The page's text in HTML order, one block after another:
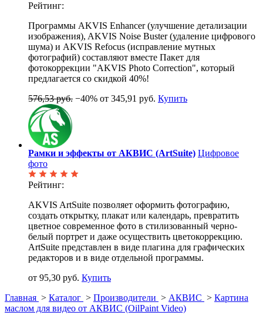
Рейтинг:
Программы AKVIS Enhancer (улучшение детализации
изображения), AKVIS Noise Buster (удаление цифрового
шума) и AKVIS Refocus (исправление мутных
фотографий) составляют вместе Пакет для
фотокоррекции "AKVIS Photo Correction", который
предлагается со скидкой 40%!
576,53 руб. −40% от 345,91 руб. Купить
Рамки и эффекты от АКВИС (ArtSuite) Цифровое
фото
Рейтинг:
AKVIS ArtSuite позволяет оформить фотографию,
создать открытку, плакат или календарь, превратить
цветное современное фото в стилизованный черно-
белый портрет и даже осуществить цветокоррекцию.
ArtSuite представлен в виде плагина для графических
редакторов и в виде отдельной программы.
от 95,30 руб. Купить
Главная > Каталог > Производители > АКВИС > Картина
маслом для видео от АКВИС (OilPaint Video)